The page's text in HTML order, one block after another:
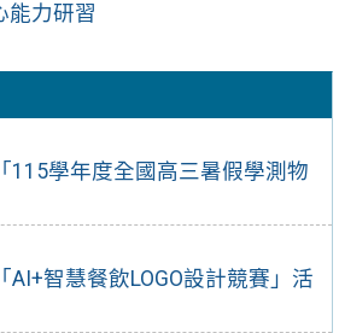
115學年度全國高三暑假學測物
AI+智慧餐飲LOGO設計競賽」活
能力研習